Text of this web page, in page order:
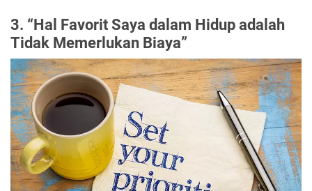
3. “Hal Favorit Saya dalam Hidup adalah
Tidak Memerlukan Biaya”